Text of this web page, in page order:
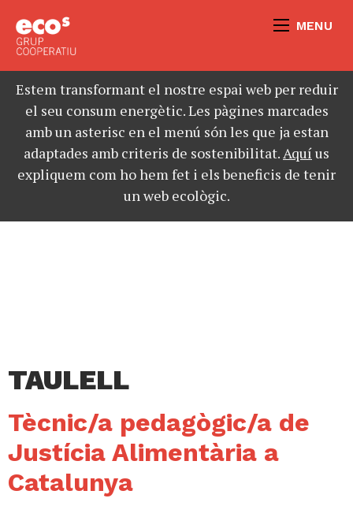
MENU
Estem transformant el nostre espai web per reduir
el seu consum energètic. Les pàgines marcades
amb un asterisc en el menú són les que ja estan
adaptades amb criteris de sostenibilitat.Aquíus
expliquem com ho hem fet i els beneficis de tenir
un web ecològic.
TAULELL
Tècnic/a pedagògic/a de
Justícia Alimentària a
Catalunya